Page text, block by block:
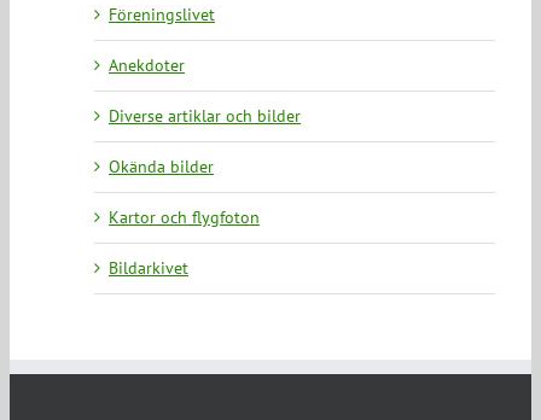
Föreningslivet
Anekdoter
Diverse artiklar och bilder
Okända bilder
Kartor och flygfoton
Bildarkivet